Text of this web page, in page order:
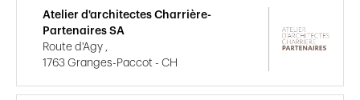
Atelier d'architectes Charrière-
Partenaires SA
Route d'Agy ,
1763 Granges-Paccot - CH